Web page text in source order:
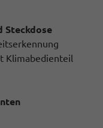
Steckdose
Klimabedienteil